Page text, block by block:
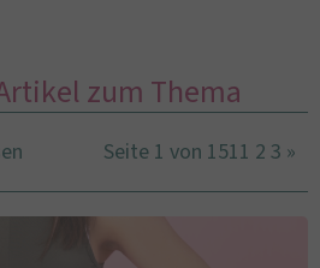
zum Thema
Seite 1 von 1511 2 3 »